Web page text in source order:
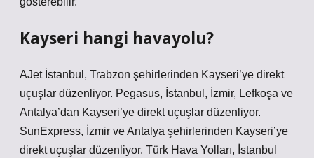
Kayseri hangi havayolu?
AJet İstanbul, Trabzon şehirlerinden Kayseri’ye direkt
uçuşlar düzenliyor. Pegasus, İstanbul, İzmir, Lefkoşa ve
Antalya’dan Kayseri’ye direkt uçuşlar düzenliyor.
SunExpress, İzmir ve Antalya şehirlerinden Kayseri’ye
direkt uçuşlar düzenliyor. Türk Hava Yolları, İstanbul